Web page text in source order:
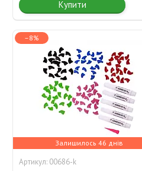
Купити
–8%
Залишилось 46 днів
00686-k